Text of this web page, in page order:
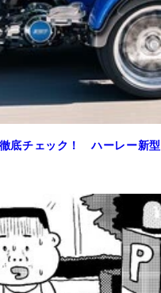
底チェック！ ハーレー新型